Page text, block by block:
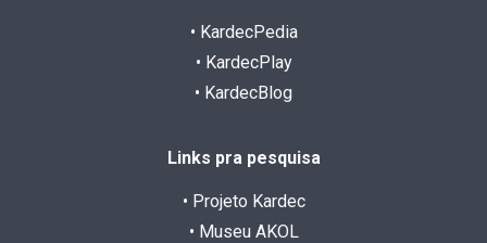
• KardecPedia
• KardecPlay
• KardecBlog
Links pra pesquisa
• Projeto Kardec
• Museu AKOL